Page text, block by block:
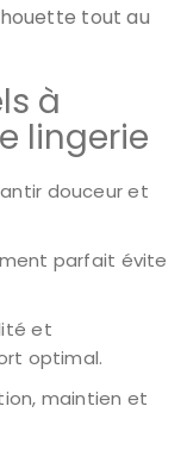
tout au
à
lingerie
douceur et
parfait évite
et
optimal.
maintien et